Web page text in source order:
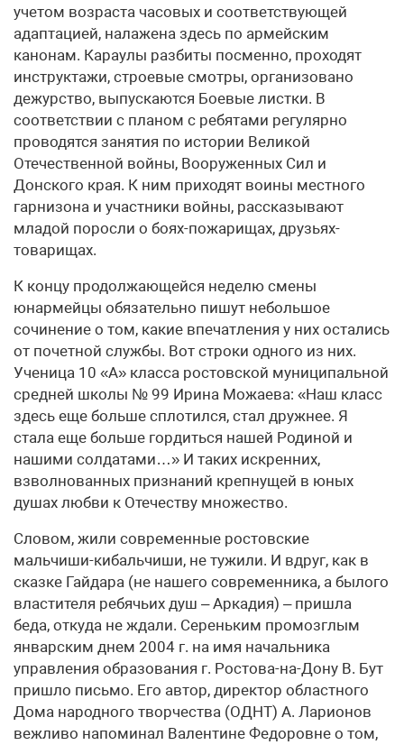
учетом возраста часовых и соответствующей
адаптацией, налажена здесь по армейским
канонам. Караулы разбиты посменно, проходят
инструктажи, строевые смотры, организовано
дежурство, выпускаются Боевые листки. В
соответствии с планом с ребятами регулярно
проводятся занятия по истории Великой
Отечественной войны, Вооруженных Сил и
Донского края. К ним приходят воины местного
гарнизона и участники войны, рассказывают
младой поросли о боях-пожарищах, друзьях-
товарищах.
К концу продолжающейся неделю смены
юнармейцы обязательно пишут небольшое
сочинение о том, какие впечатления у них остались
от почетной службы. Вот строки одного из них.
Ученица 10 «А» класса ростовской муниципальной
средней школы № 99 Ирина Можаева: «Наш класс
здесь еще больше сплотился, стал дружнее. Я
стала еще больше гордиться нашей Родиной и
нашими солдатами…» И таких искренних,
взволнованных признаний крепнущей в юных
душах любви к Отечеству множество.
Словом, жили современные ростовские
мальчиши-кибальчиши, не тужили. И вдруг, как в
сказке Гайдара (не нашего современника, а былого
властителя ребячьих душ – Аркадия) – пришла
беда, откуда не ждали. Сереньким промозглым
январским днем 2004 г. на имя начальника
управления образования г. Ростова-на-Дону В. Бут
пришло письмо. Его автор, директор областного
Дома народного творчества (ОДНТ) А. Ларионов
вежливо напоминал Валентине Федоровне о том,